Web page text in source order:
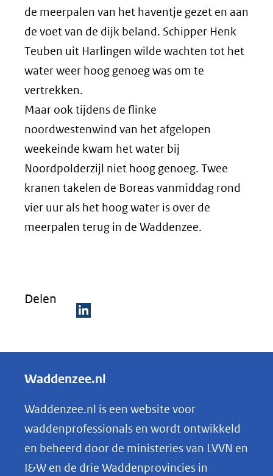
de meerpalen van het haventje gezet en aan
de voet van de dijk beland. Schipper Henk
Teuben uit Harlingen wilde wachten tot het
water weer hoog genoeg was om te
vertrekken.
Maar ook tijdens de flinke
noordwestenwind van het afgelopen
weekeinde kwam het water bij
Noordpolderzijl niet hoog genoeg. Twee
kranen takelen de Boreas vanmiddag rond
vier uur als het hoog water is over de
meerpalen terug in de Waddenzee.
Delen
e
e
n
o
p
Waddenzee.nl
Waddenzee.nl is een website voor
waddenprofessionals en wordt ontwikkeld
en beheerd door de ministeries van LVVN en
I&W en de drie Waddenprovincies in